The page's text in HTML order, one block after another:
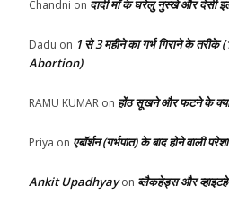
Chandni on दादी माँ के घरेलु नुस्खे और देसी
Dadu on 1 से 3 महीने का गर्भ गिराने के
Abortion)
RAMU KUMAR on होंठ सूखने और फटने के क्या
Priya on एबॉर्शन (गर्भपात) के बाद होने वाली
Ankit Upadhyayon ब्लैकहेड्स और